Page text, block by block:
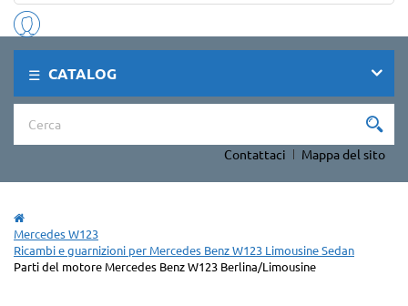
CATALOG
Contattaci Mappa del sito
Mercedes W123
Ricambi e guarnizioni per Mercedes Benz W123 Limousine Sedan
Parti del motore Mercedes Benz W123 Berlina/Limousine